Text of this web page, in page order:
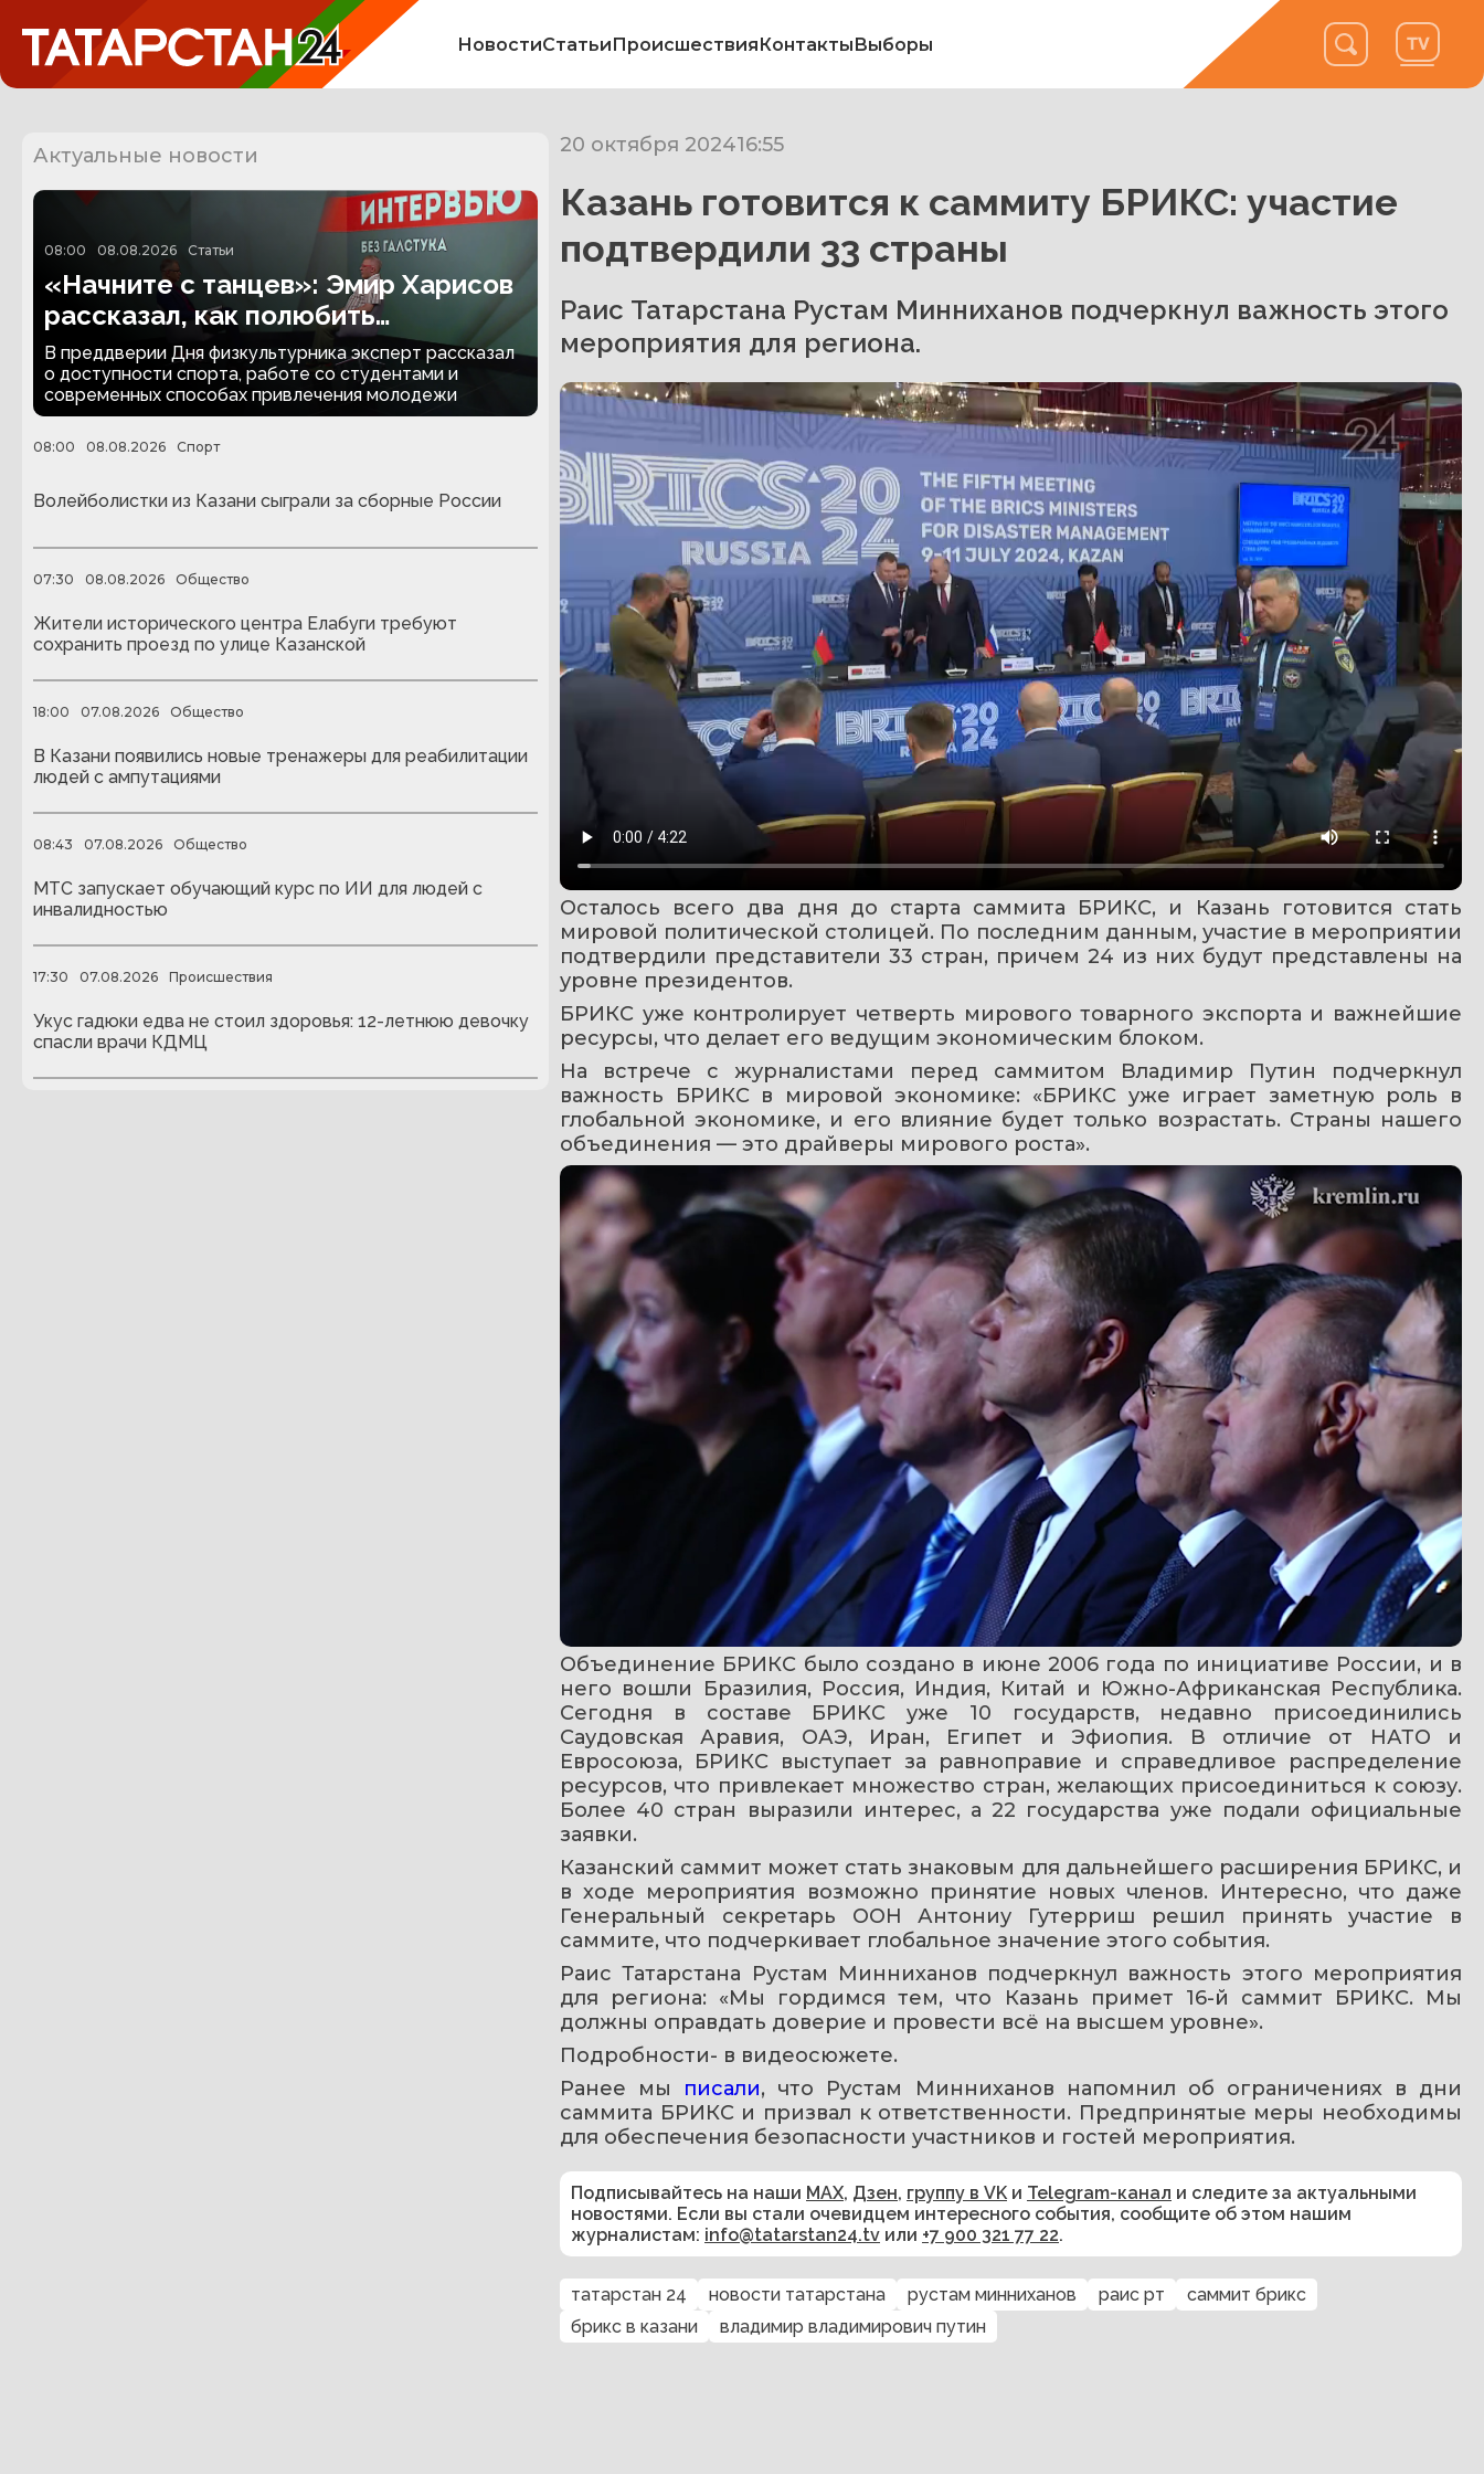
НовостиСтатьиПроисшествияКонтактыВыборы
Актуальные новости
08:00 08.08.2026 Статьи
«Начните с танцев»: Эмир Харисов
рассказал, как полюбить
физкультуру
В преддверии Дня физкультурника эксперт рассказал
о доступности спорта, работе со студентами и
современных способах привлечения молодежи
08:00 08.08.2026 Спорт
Волейболистки из Казани сыграли за сборные России
07:30 08.08.2026 Общество
Жители исторического центра Елабуги требуют
сохранить проезд по улице Казанской
18:00 07.08.2026 Общество
В Казани появились новые тренажеры для реабилитации
людей с ампутациями
08:43 07.08.2026 Общество
МТС запускает обучающий курс по ИИ для людей с
инвалидностью
17:30 07.08.2026 Происшествия
Укус гадюки едва не стоил здоровья: 12-летнюю девочку
спасли врачи КДМЦ
20 октября 202416:55
Казань готовится к саммиту БРИКС: участие
подтвердили 33 страны
Раис Татарстана Рустам Минниханов подчеркнул важность этого
мероприятия для региона.
Осталось всего два дня до старта саммита БРИКС, и Казань готовится стать
мировой политической столицей. По последним данным, участие в мероприятии
подтвердили представители 33 стран, причем 24 из них будут представлены на
уровне президентов.
БРИКС уже контролирует четверть мирового товарного экспорта и важнейшие
ресурсы, что делает его ведущим экономическим блоком.
На встрече с журналистами перед саммитом Владимир Путин подчеркнул
важность БРИКС в мировой экономике: «БРИКС уже играет заметную роль в
глобальной экономике, и его влияние будет только возрастать. Страны нашего
объединения — это драйверы мирового роста».
Объединение БРИКС было создано в июне 2006 года по инициативе России, и в
него вошли Бразилия, Россия, Индия, Китай и Южно-Африканская Республика.
Сегодня в составе БРИКС уже 10 государств, недавно присоединились
Саудовская Аравия, ОАЭ, Иран, Египет и Эфиопия. В отличие от НАТО и
Евросоюза, БРИКС выступает за равноправие и справедливое распределение
ресурсов, что привлекает множество стран, желающих присоединиться к союзу.
Более 40 стран выразили интерес, а 22 государства уже подали официальные
заявки.
Казанский саммит может стать знаковым для дальнейшего расширения БРИКС, и
в ходе мероприятия возможно принятие новых членов. Интересно, что даже
Генеральный секретарь ООН Антониу Гутерриш решил принять участие в
саммите, что подчеркивает глобальное значение этого события.
Раис Татарстана Рустам Минниханов подчеркнул важность этого мероприятия
для региона: «Мы гордимся тем, что Казань примет 16-й саммит БРИКС. Мы
должны оправдать доверие и провести всё на высшем уровне».
Подробности- в видеосюжете.
Ранее мы писали, что Рустам Минниханов напомнил об ограничениях в дни
саммита БРИКС и призвал к ответственности. Предпринятые меры необходимы
для обеспечения безопасности участников и гостей мероприятия.
Подписывайтесь на наши MAX, Дзен, группу в VK и Telegram-канал и следите за актуальными
новостями. Если вы стали очевидцем интересного события, сообщите об этом нашим
журналистам: info@tatarstan24.tv или +7 900 321 77 22.
татарстан 24 новости татарстана рустам минниханов раис рт
саммит брикс
брикс в казани
владимир владимирович путин